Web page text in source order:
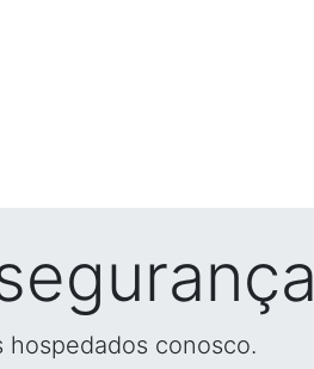
conosco.